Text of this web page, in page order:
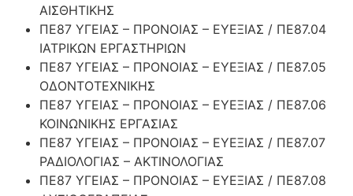
ΑΙΣΘΗΤΙΚΗΣ
ΠΕ87 ΥΓΕΙΑΣ – ΠΡΟΝΟΙΑΣ – ΕΥΕΞΙΑΣ / ΠΕ87.04
ΙΑΤΡΙΚΩΝ ΕΡΓΑΣΤΗΡΙΩΝ
ΠΕ87 ΥΓΕΙΑΣ – ΠΡΟΝΟΙΑΣ – ΕΥΕΞΙΑΣ / ΠΕ87.05
ΟΔΟΝΤΟΤΕΧΝΙΚΗΣ
ΠΕ87 ΥΓΕΙΑΣ – ΠΡΟΝΟΙΑΣ – ΕΥΕΞΙΑΣ / ΠΕ87.06
ΚΟΙΝΩΝΙΚΗΣ ΕΡΓΑΣΙΑΣ
ΠΕ87 ΥΓΕΙΑΣ – ΠΡΟΝΟΙΑΣ – ΕΥΕΞΙΑΣ / ΠΕ87.07
ΡΑΔΙΟΛΟΓΙΑΣ – ΑΚΤΙΝΟΛΟΓΙΑΣ
ΠΕ87 ΥΓΕΙΑΣ – ΠΡΟΝΟΙΑΣ – ΕΥΕΞΙΑΣ / ΠΕ87.08